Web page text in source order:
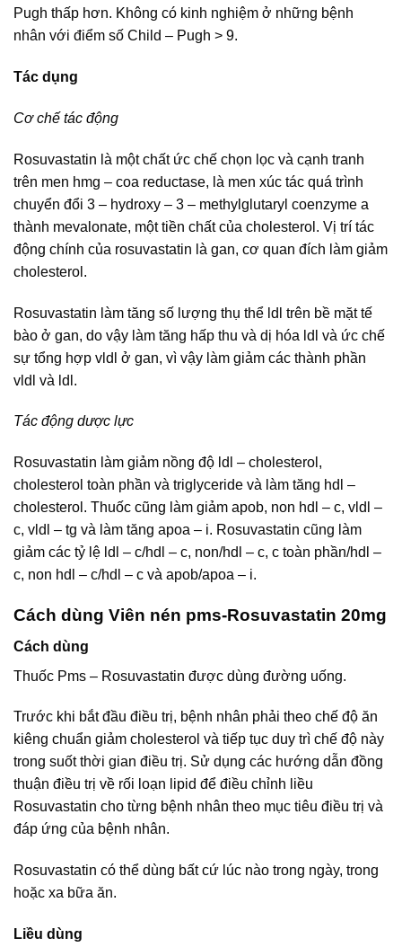
Pugh thấp hơn. Không có kinh nghiệm ở những bệnh
nhân với điểm số Child – Pugh > 9.
Tác dụng
Cơ chế tác động
Rosuvastatin là một chất ức chế chọn lọc và cạnh tranh
trên men hmg – coa reductase, là men xúc tác quá trình
chuyển đổi 3 – hydroxy – 3 – methylglutaryl coenzyme a
thành mevalonate, một tiền chất của cholesterol. Vị trí tác
động chính của rosuvastatin là gan, cơ quan đích làm giảm
cholesterol.
Rosuvastatin làm tăng số lượng thụ thể ldl trên bề mặt tế
bào ở gan, do vậy làm tăng hấp thu và dị hóa ldl và ức chế
sự tổng hợp vldl ở gan, vì vậy làm giảm các thành phần
vldl và ldl.
Tác động dược lực
Rosuvastatin làm giảm nồng độ ldl – cholesterol,
cholesterol toàn phần và triglyceride và làm tăng hdl –
cholesterol. Thuốc cũng làm giảm apob, non hdl – c, vldl –
c, vldl – tg và làm tăng apoa – i. Rosuvastatin cũng làm
giảm các tỷ lệ ldl – c/hdl – c, non/hdl – c, c toàn phần/hdl –
c, non hdl – c/hdl – c và apob/apoa – i.
Cách dùng Viên nén pms-Rosuvastatin 20mg
Cách dùng
Thuốc Pms – Rosuvastatin được dùng đường uống.
Trước khi bắt đầu điều trị, bệnh nhân phải theo chế độ ăn
kiêng chuẩn giảm cholesterol và tiếp tục duy trì chế độ này
trong suốt thời gian điều trị. Sử dụng các hướng dẫn đồng
thuận điều trị về rối loạn lipid để điều chỉnh liều
Rosuvastatin cho từng bệnh nhân theo mục tiêu điều trị và
đáp ứng của bệnh nhân.
Rosuvastatin có thể dùng bất cứ lúc nào trong ngày, trong
hoặc xa bữa ăn.
Liều dùng